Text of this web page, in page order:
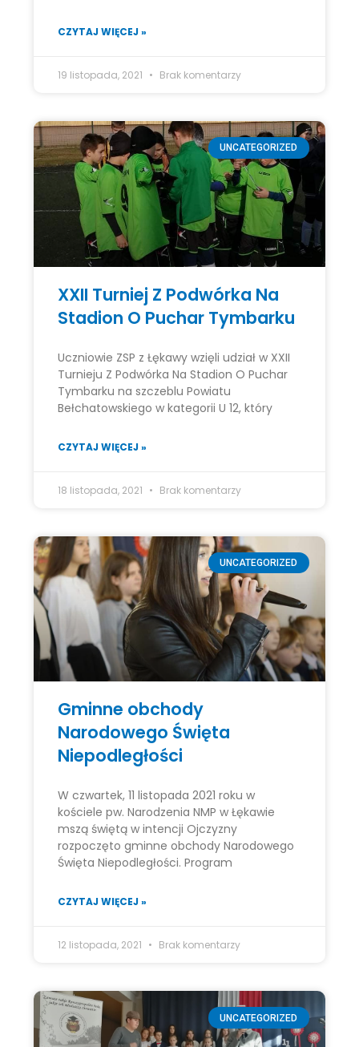
CZYTAJ WIĘCEJ »
19 listopada, 2021 Brak komentarzy
UNCATEGORIZED
XXII Turniej Z Podwórka Na
Stadion O Puchar Tymbarku
Uczniowie ZSP z Łękawy wzięli udział w XXII
Turnieju Z Podwórka Na Stadion O Puchar
Tymbarku na szczeblu Powiatu
Bełchatowskiego w kategorii U 12, który
CZYTAJ WIĘCEJ »
18 listopada, 2021 Brak komentarzy
UNCATEGORIZED
Gminne obchody
Narodowego Święta
Niepodległości
W czwartek, 11 listopada 2021 roku w
kościele pw. Narodzenia NMP w Łękawie
mszą świętą w intencji Ojczyzny
rozpoczęto gminne obchody Narodowego
Święta Niepodległości. Program
CZYTAJ WIĘCEJ »
12 listopada, 2021 Brak komentarzy
UNCATEGORIZED